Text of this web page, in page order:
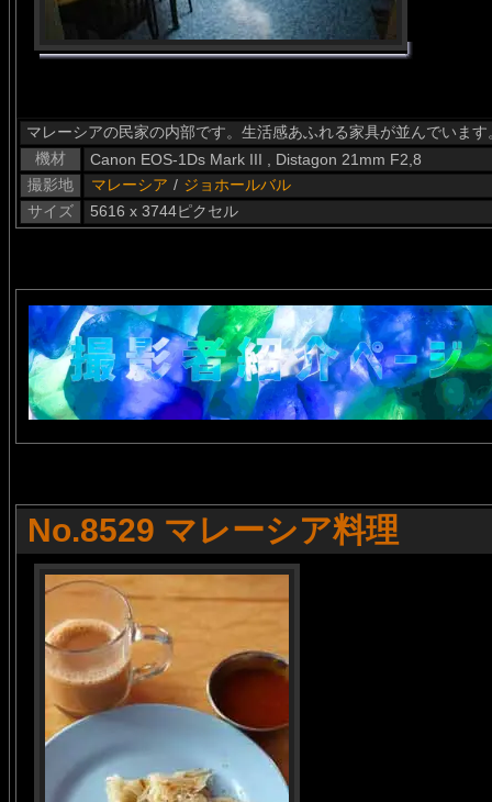
マレーシアの民家の内部です。生活感あふれる家具が並んでいます
機材
Canon EOS-1Ds Mark III , Distagon 21mm F2,8
撮影地
マレーシア / ジョホールバル
サイズ
5616 x 3744ピクセル
No.8529 マレーシア料理